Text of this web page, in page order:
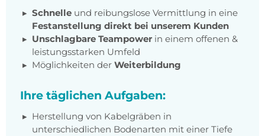
Schnelle und reibungslose Vermittlung in eine
Festanstellung direkt bei unserem Kunden
Unschlagbare Teampower in einem offenen &
leistungsstarken Umfeld
Möglichkeiten der Weiterbildung
Ihre täglichen Aufgaben:
Herstellung von Kabelgräben in
unterschiedlichen Bodenarten mit einer Tiefe